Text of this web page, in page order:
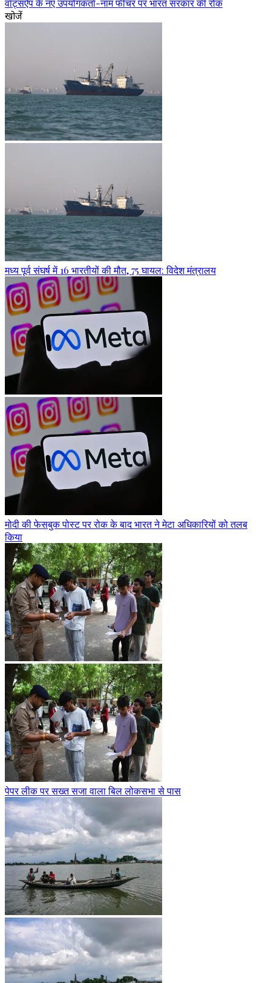
वॉट्सऐप के नए उपयोगकर्ता-नाम फीचर पर भारत सरकार की रोक
खोजें
मध्य पूर्व संघर्ष में 16 भारतीयों की मौत, 75 घायल: विदेश मंत्रालय
मोदी की फेसबुक पोस्ट पर रोक के बाद भारत ने मेटा अधिकारियों को तलब
किया
पेपर लीक पर सख्त सजा वाला बिल लोकसभा से पास